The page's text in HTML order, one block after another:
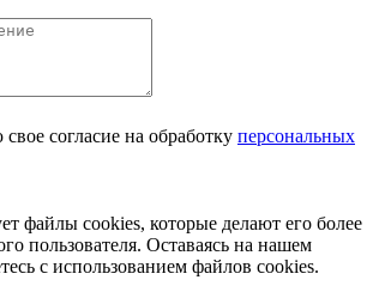
согласие на обработку персональных
файлы cookies, которые делают его более
пользователя. Оставаясь на нашем
с использованием файлов cookies.